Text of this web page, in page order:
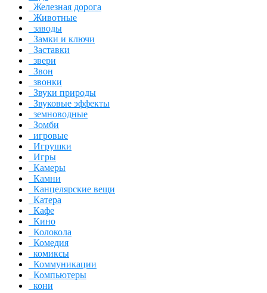
Железная дорога
Животные
заводы
Замки и ключи
Заставки
звери
Звон
звонки
Звуки природы
Звуковые эффекты
земноводные
Зомби
игровые
Игрушки
Игры
Камеры
Камни
Канцелярские вещи
Катера
Кафе
Кино
Колокола
Комедия
комиксы
Коммуникации
Компьютеры
кони